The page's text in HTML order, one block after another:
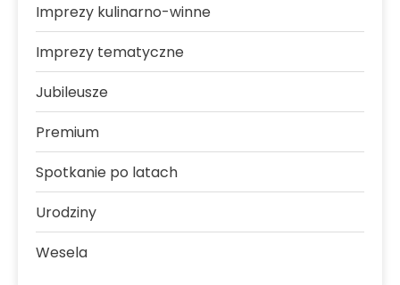
Imprezy kulinarno-winne
Imprezy tematyczne
Jubileusze
Premium
Spotkanie po latach
Urodziny
Wesela